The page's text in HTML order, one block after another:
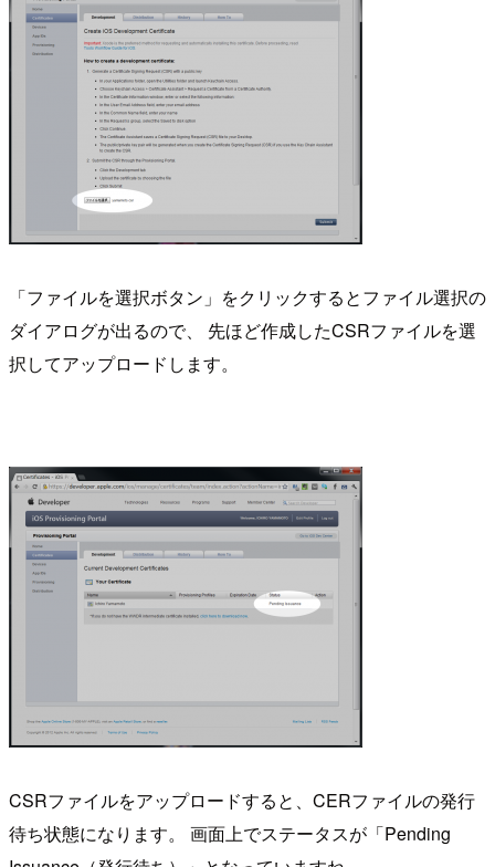
「ファイルを選択ボタン」をクリックするとファイル選択の
ダイアログが出るので、 先ほど作成したCSRファイルを選
択してアップロードします。
CSRファイルをアップロードすると、CERファイルの発行
待ち状態になります。 画面上でステータスが「Pending